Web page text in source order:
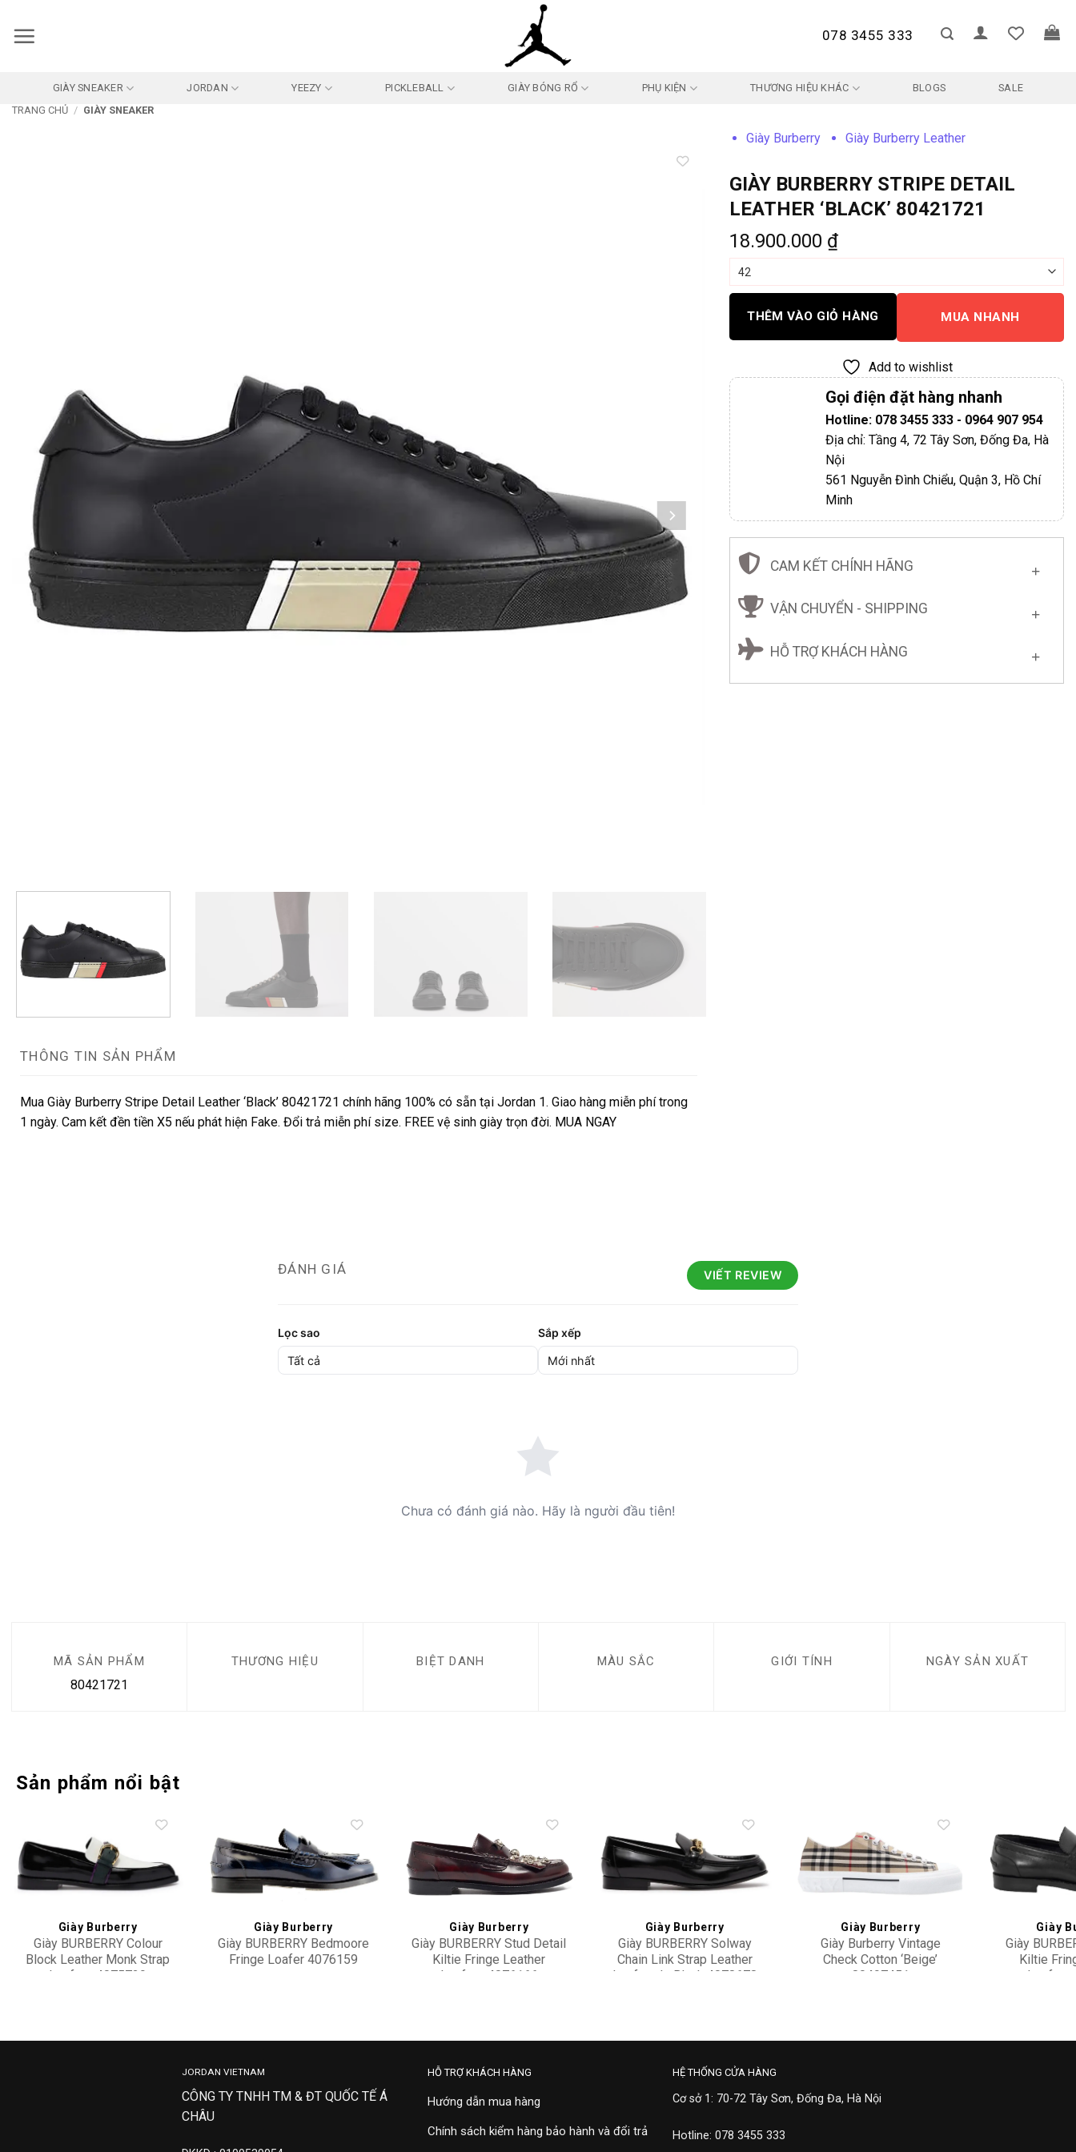
qua
078 3455 333
GIÀY SNEAKER JORDAN YEEZY PICKLEBALL GIÀY BÓNG RỔ PHỤ KIỆN THƯƠNG HIỆU KHÁC BLOGS
SALE
TRANG CHỦ / GIÀY SNEAKER
THÔNG TIN SẢN PHẨM
Mua Giày Burberry Stripe Detail Leather ‘Black’ 80421721 chính hãng 100% có sẵn tại Jordan 1. Giao hàng miễn phí trong
1 ngày. Cam kết đền tiền X5 nếu phát hiện Fake. Đổi trả miễn phí size. FREE vệ sinh giày trọn đời. MUA NGAY
Giày Burberry Giày Burberry Leather
GIÀY BURBERRY STRIPE DETAIL
LEATHER ‘BLACK’ 80421721
18.900.000 ₫
THÊM VÀO GIỎ HÀNG MUA NHANH
Add to wishlist
Gọi điện đặt hàng nhanh
Hotline: 078 3455 333 - 0964 907 954
Địa chỉ: Tầng 4, 72 Tây Sơn, Đống Đa, Hà
Nội
561 Nguyễn Đình Chiểu, Quận 3, Hồ Chí
Minh
CAM KẾT CHÍNH HÃNG
VẬN CHUYỂN - SHIPPING
HỖ TRỢ KHÁCH HÀNG
ĐÁNH GIÁ VIẾT REVIEW
Lọc sao Sắp xếp
Chưa có đánh giá nào. Hãy là người đầu tiên!
MÃ SẢN PHẨM
80421721
THƯƠNG HIỆU BIỆT DANH MÀU SẮC GIỚI TÍNH NGÀY SẢN XUẤT
Sản phẩm nổi bật
Add to
wishlist
Giày Burberry
Giày BURBERRY Colour
Block Leather Monk Strap
Loafers 4075729
Add to
wishlist
Giày Burberry
Giày BURBERRY Bedmoore
Fringe Loafer 4076159
Add to
wishlist
Giày Burberry
Giày BURBERRY Stud Detail
Kiltie Fringe Leather
Loafers 4076166
Add to
wishlist
Giày Burberry
Giày BURBERRY Solway
Chain Link Strap Leather
Loafers In Black 4078678
Add to
Giày Burberry
Giày Burberry Vintage
Check Cotton ‘Beige’
80497451
Giày
Giày
Kiltie
Loafers
JORDAN VIETNAM
CÔNG TY TNHH TM & ĐT QUỐC TẾ Á
CHÂU
HỖ TRỢ KHÁCH HÀNG
Hướng dẫn mua hàng
Chính sách kiểm hàng bảo hành và đổi trả
HỆ THỐNG CỬA HÀNG
Cơ sở 1: 70-72 Tây Sơn, Đống Đa, Hà Nội
Hotline: 078 3455 333